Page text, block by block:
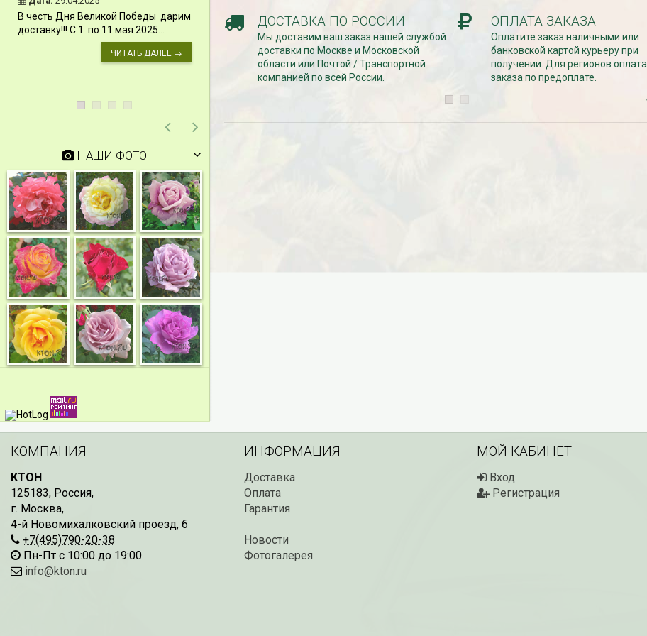
В честь Дня Великой Победы дарим
доставку!!! С 1 по 11 мая 2025...
ЧИТАТЬ ДАЛЕЕ →
Скидки 15% !!! При заказе товаров на
сумму от 1000 руб. с 16 марта по 31
марта 2024...
ЧИТАТЬ ДАЛЕЕ →
В первый день весны в честь 8
марта дарим доставку!!! С 1 марта по
10...
ЧИТАТЬ ДАЛЕЕ →
НАШИ ФОТО
ДОСТАВКА ПО РОССИИ
Мы доставим ваш заказ нашей службой
доставки по Москве и Московской
области или Почтой / Транспортной
компанией по всей России.
ОПЛАТА ЗАКАЗА
Оплатите заказ наличными или
банковской картой курьеру при
получении. Для регионов оплата
заказа по предоплате.
КОМПАНИЯ
КТОН
125183, Россия,
г. Москва,
4-й Новомихалковский проезд, 6
+7(495)790-20-38
Пн-Пт с 10:00 до 19:00
info@kton.ru
ИНФОРМАЦИЯ
Доставка
Оплата
Гарантия
Новости
Фотогалерея
МОЙ КАБИНЕТ
Вход
Регистрация